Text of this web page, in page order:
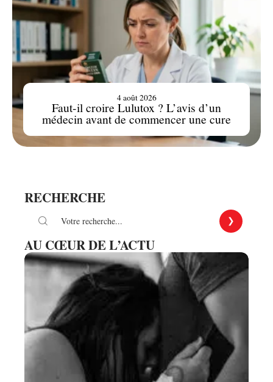
Faut-il croire Lulutox ? L’avis d’un
médecin avant de commencer une cure
4 août 2026
RECHERCHE
AU CŒUR DE L’ACTU